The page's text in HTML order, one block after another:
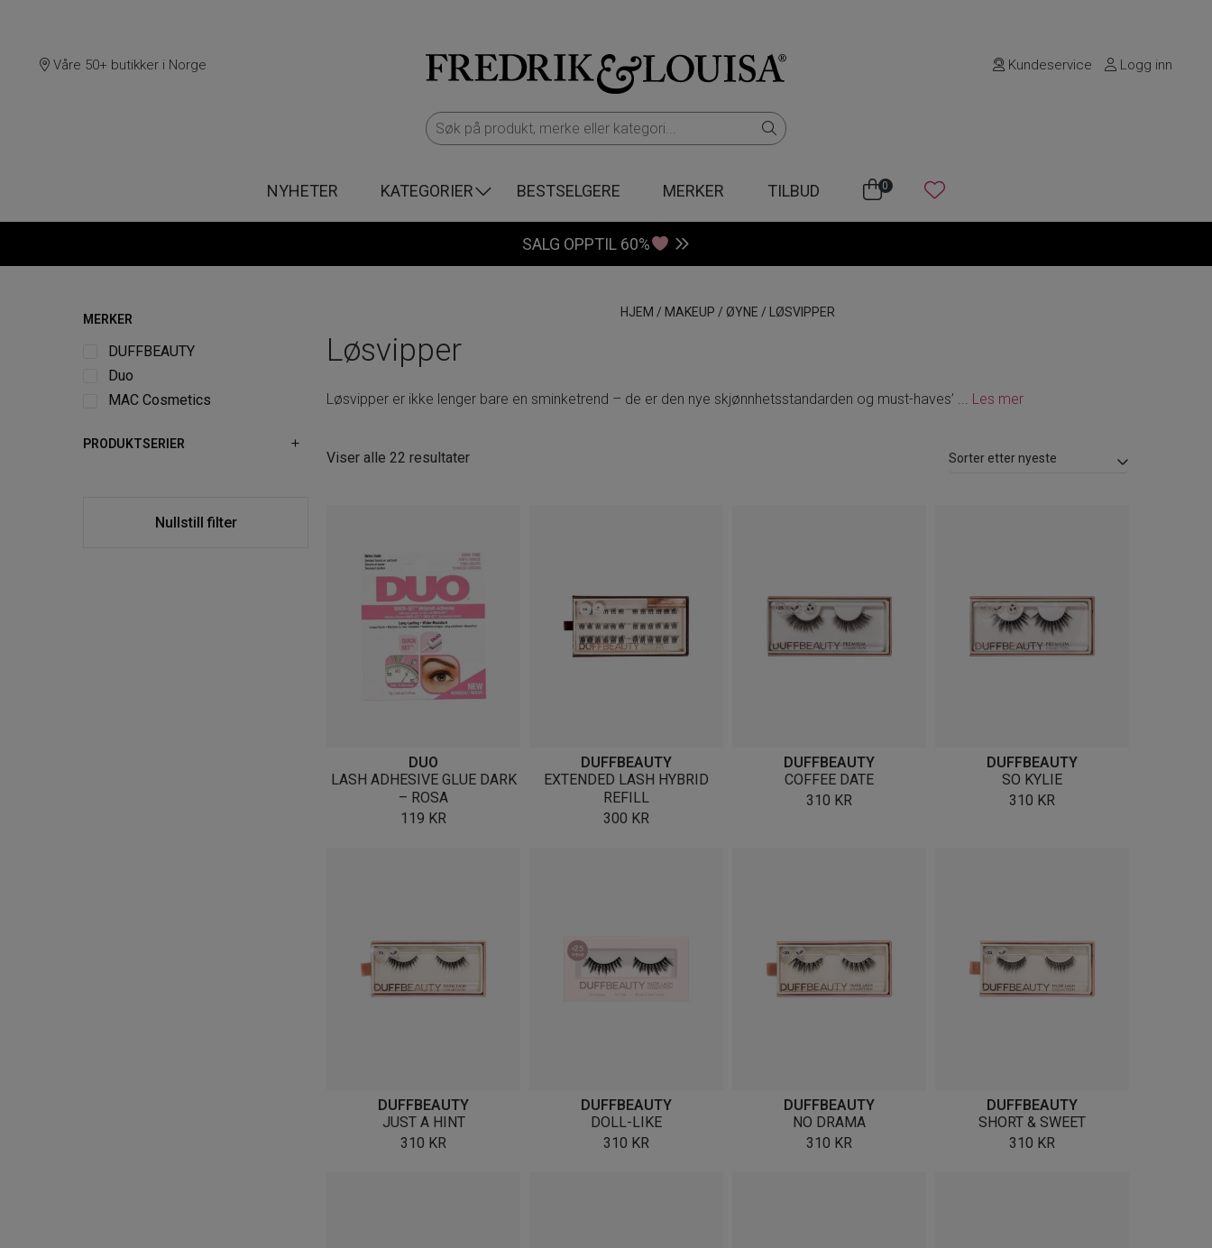
Våre 50+ butikker i Norge Kundeservice Logg inn
NYHETER KATEGORIER BESTSELGERE MERKER TILBUD 0
SALG OPPTIL 60%
HJEM / MAKEUP / ØYNE / LØSVIPPER
Løsvipper
Løsvipper er ikke lenger bare en sminketrend – de er den nye skjønnhetsstandarden og must-haves’ ... Les mer
Viser alle 22 resultaterSortert
DUO
LASH ADHESIVE GLUE DARK
– ROSA
119 KR
DUFFBEAUTY
EXTENDED LASH HYBRID
REFILL
300 KR
DUFFBEAUTY
COFFEE DATE
310 KR
DUFFBEAUTY
SO KYLIE
310 KR
DUFFBEAUTY
JUST A HINT
310 KR
DUFFBEAUTY
DOLL-LIKE
310 KR
DUFFBEAUTY
NO DRAMA
310 KR
DUFFBEAUTY
SHORT & SWEET
310 KR
MERKER
DUFFBEAUTY
Duo
MAC Cosmetics
PRODUKTSERIER
Nullstill filter